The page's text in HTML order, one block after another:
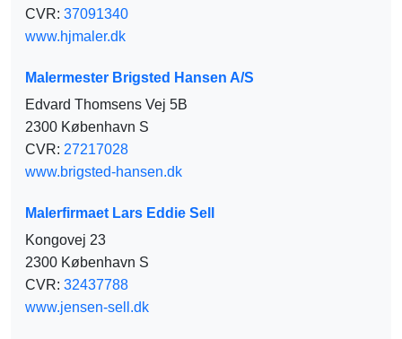
CVR: 37091340
www.hjmaler.dk
Malermester Brigsted Hansen A/S
Edvard Thomsens Vej 5B
2300 København S
CVR: 27217028
www.brigsted-hansen.dk
Malerfirmaet Lars Eddie Sell
Kongovej 23
2300 København S
CVR: 32437788
www.jensen-sell.dk